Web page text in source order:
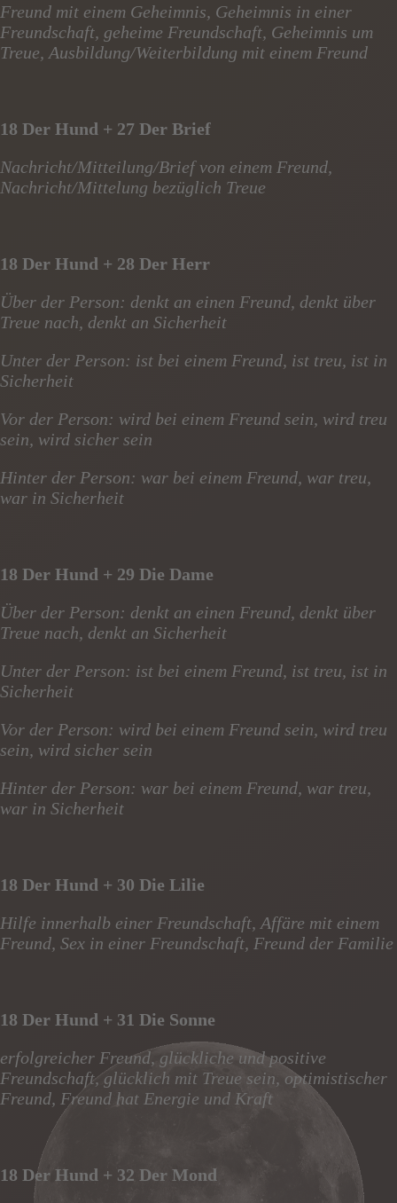
Freund mit einem Geheimnis, Geheimnis in einer
Freundschaft, geheime Freundschaft, Geheimnis um
Treue, Ausbildung/Weiterbildung mit einem Freund
18 Der Hund + 27 Der Brief
Nachricht/Mitteilung/Brief von einem Freund,
Nachricht/Mittelung bezüglich Treue
18 Der Hund + 28 Der Herr
Über der Person: denkt an einen Freund, denkt über
Treue nach, denkt an Sicherheit
Unter der Person: ist bei einem Freund, ist treu, ist in
Sicherheit
Vor der Person: wird bei einem Freund sein, wird treu
sein, wird sicher sein
Hinter der Person: war bei einem Freund, war treu,
war in Sicherheit
18 Der Hund + 29 Die Dame
Über der Person: denkt an einen Freund, denkt über
Treue nach, denkt an Sicherheit
Unter der Person: ist bei einem Freund, ist treu, ist in
Sicherheit
Vor der Person: wird bei einem Freund sein, wird treu
sein, wird sicher sein
Hinter der Person: war bei einem Freund, war treu,
war in Sicherheit
18 Der Hund + 30 Die Lilie
Hilfe innerhalb einer Freundschaft, Affäre mit einem
Freund, Sex in einer Freundschaft, Freund der Familie
18 Der Hund + 31 Die Sonne
erfolgreicher Freund, glückliche und positive
Freundschaft, glücklich mit Treue sein, optimistischer
Freund, Freund hat Energie und Kraft
18 Der Hund + 32 Der Mond